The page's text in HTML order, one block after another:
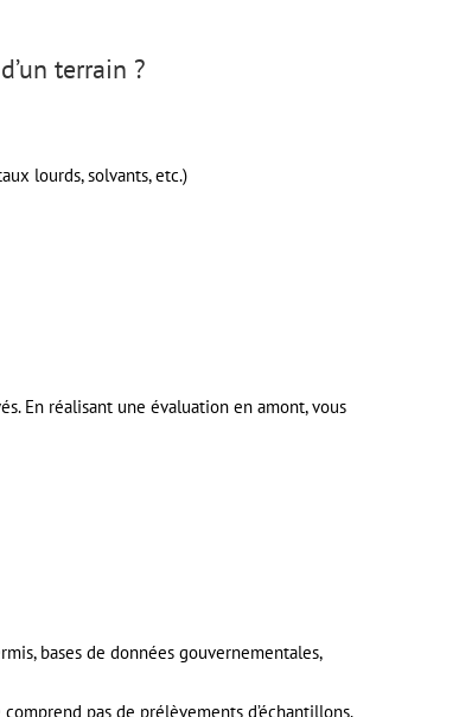
terrain ?
lourds, solvants, etc.)
En réalisant une évaluation en amont, vous
bases de données gouvernementales,
comprend pas de prélèvements d’échantillons.